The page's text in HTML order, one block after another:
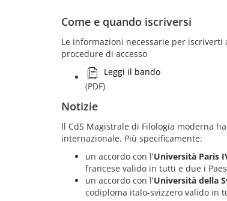
Come e quando iscriversi
Le informazioni necessarie per
procedure di accesso
Leggi il bando
(PDF)
Notizie
ll CdS Magistrale di Filologia moderna
internazionale. Più specificamente:
un accordo con l'Università Paris
francese valido in tutti e due i
un accordo con l'Università della
codiploma italo-svizzero valido in